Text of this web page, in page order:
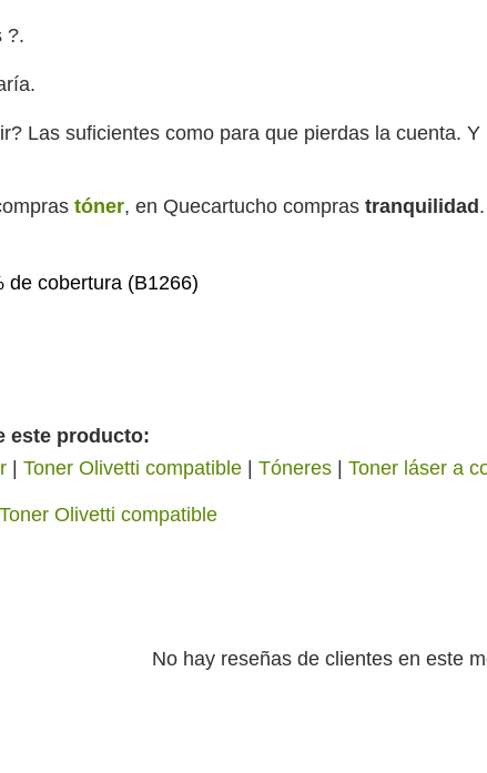
?️.
Las suficientes como para que pierdas la cuenta.
tóner, en Quecartucho compras tranquilidad .
de cobertura (B1266)
este producto:
Toner Olivetti compatible Tóneres Toner láser a
Toner Olivetti compatible
No hay reseñas de clientes en este